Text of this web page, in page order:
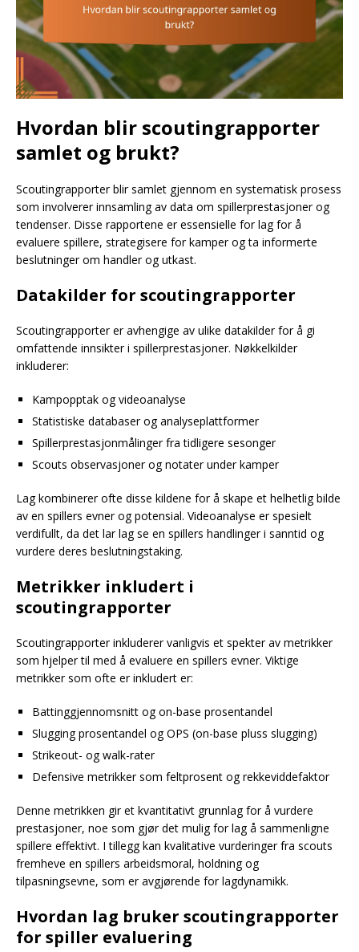
Hvordan blir scoutingrapporter
samlet og brukt?
Scoutingrapporter blir samlet gjennom en systematisk prosess
som involverer innsamling av data om spillerprestasjoner og
tendenser. Disse rapportene er essensielle for lag for å
evaluere spillere, strategisere for kamper og ta informerte
beslutninger om handler og utkast.
Datakilder for scoutingrapporter
Scoutingrapporter er avhengige av ulike datakilder for å gi
omfattende innsikter i spillerprestasjoner. Nøkkelkilder
inkluderer:
Kampopptak og videoanalyse
Statistiske databaser og analyseplattformer
Spillerprestasjonmålinger fra tidligere sesonger
Scouts observasjoner og notater under kamper
Lag kombinerer ofte disse kildene for å skape et helhetlig bilde
av en spillers evner og potensial. Videoanalyse er spesielt
verdifullt, da det lar lag se en spillers handlinger i sanntid og
vurdere deres beslutningstaking.
Metrikker inkludert i
scoutingrapporter
Scoutingrapporter inkluderer vanligvis et spekter av metrikker
som hjelper til med å evaluere en spillers evner. Viktige
metrikker som ofte er inkludert er:
Battinggjennomsnitt og on-base prosentandel
Slugging prosentandel og OPS (on-base pluss slugging)
Strikeout- og walk-rater
Defensive metrikker som feltprosent og rekkeviddefaktor
Denne metrikken gir et kvantitativt grunnlag for å vurdere
prestasjoner, noe som gjør det mulig for lag å sammenligne
spillere effektivt. I tillegg kan kvalitative vurderinger fra scouts
fremheve en spillers arbeidsmoral, holdning og
tilpasningsevne, som er avgjørende for lagdynamikk.
Hvordan lag bruker scoutingrapporter
for spiller evaluering